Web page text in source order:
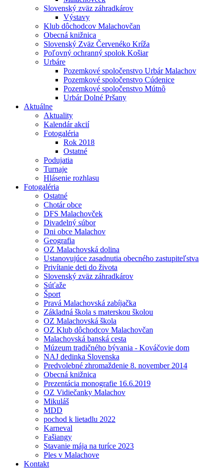
Slovenský zväz záhradkárov
Výstavy
Klub dôchodcov Malachovčan
Obecná knižnica
Slovenský Zväz Červenéko Kríža
Poľovný ochranný spolok Košiar
Urbáre
Pozemkové spoločenstvo Urbár Malachov
Pozemkové spoločenstvo Cúdenice
Pozemkové spoločenstvo Mútnô
Urbár Dolné Pršany
Aktuálne
Aktuality
Kalendár akcií
Fotogaléria
Rok 2018
Ostatné
Podujatia
Turnaje
Hlásenie rozhlasu
Fotogaléria
Ostatné
Chotár obce
DFS Malachovček
Divadelný súbor
Dni obce Malachov
Geografia
OZ Malachovská dolina
Ustanovujúce zasadnutia obecného zastupiteľstva
Privítanie deti do života
Slovenský zväz záhradkárov
Súťaže
Šport
Pravá Malachovská zabíjačka
Základná škola s materskou školou
OZ Malachovská škola
OZ Klub dôchodcov Malachovčan
Malachovská banská cesta
Múzeum tradičného bývania - Kováčovie dom
NAJ dedinka Slovenska
Predvolebné zhromaždenie 8. november 2014
Obecná knižnica
Prezentácia monografie 16.6.2019
OZ Vidiečanky Malachov
Mikuláš
MDD
pochod k lietadlu 2022
Karneval
Fašiangy
Stavanie mája na turíce 2023
Ples v Malachove
Kontakt